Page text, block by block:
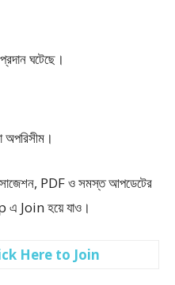
ঘটেছে।
অপরিসীম।
সাজেশন, PDF ও সমস্ত আপডেটের
Join হয়ে যাও।
Here to Join